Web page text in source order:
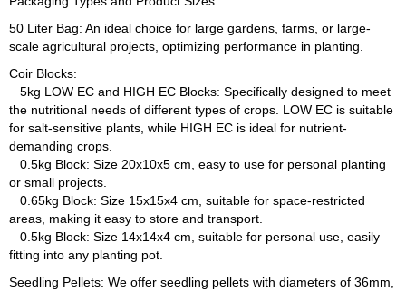
50 Liter Bag: An ideal choice for large gardens, farms, or large-
scale agricultural projects, optimizing performance in planting.
Coir Blocks:
5kg LOW EC and HIGH EC Blocks: Specifically designed to meet
the nutritional needs of different types of crops. LOW EC is suitable
for salt-sensitive plants, while HIGH EC is ideal for nutrient-
demanding crops.
0.5kg Block: Size 20x10x5 cm, easy to use for personal planting
or small projects.
0.65kg Block: Size 15x15x4 cm, suitable for space-restricted
areas, making it easy to store and transport.
0.5kg Block: Size 14x14x4 cm, suitable for personal use, easily
fitting into any planting pot.
Seedling Pellets: We offer seedling pellets with diameters of 36mm,